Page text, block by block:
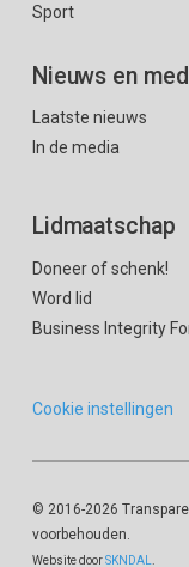
Sport
Nieuws en
Laatste nieuws
In de media
Lidmaatschap
Doneer of schenk!
Word lid
Business Integrity
Cookie instellingen
© 2016-2026
voorbehouden.
Website doorSKNDAL